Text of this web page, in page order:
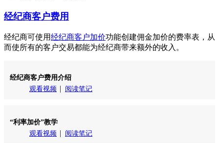
经纪商客户费用
经纪商可使用经纪商客户加价功能创建佣金加价的费率表，从
而使所有的客户交易都能为经纪商带来额外的收入。
经纪商客户费用介绍
观看视频
阅读笔记
“利率加价”教学
观看视频
阅读笔记